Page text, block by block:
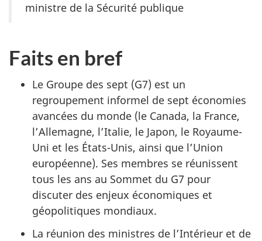
ministre de la Sécurité publique
Faits en bref
Le Groupe des sept (G7) est un
regroupement informel de sept économies
avancées du monde (le Canada, la France,
l’Allemagne, l’Italie, le Japon, le Royaume-
Uni et les États-Unis, ainsi que l’Union
européenne). Ses membres se réunissent
tous les ans au Sommet du G7 pour
discuter des enjeux économiques et
géopolitiques mondiaux.
La réunion des ministres de l’Intérieur et de